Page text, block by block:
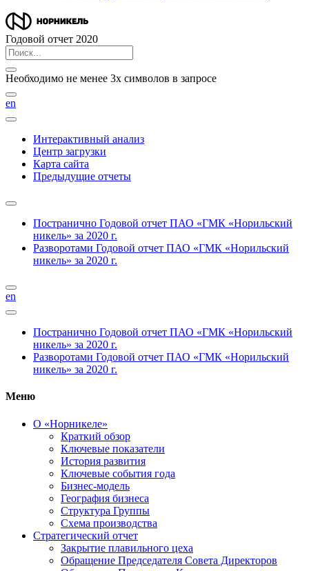
Годовой отчет 2020
Необходимо не менее 3х символов в запросе
en
Интерактивный анализ
Центр загрузки
Карта сайта
Предыдущие отчеты
Постранично Годовой отчет ПАО «ГМК «Норильский
никель» за 2020 г.
Разворотами Годовой отчет ПАО «ГМК «Норильский
никель» за 2020 г.
en
Постранично Годовой отчет ПАО «ГМК «Норильский
никель» за 2020 г.
Разворотами Годовой отчет ПАО «ГМК «Норильский
никель» за 2020 г.
Меню
О «Норникеле»
Краткий обзор
Ключевые показатели
История развития
Ключевые события года
Бизнес-модель
География бизнеса
Структура Группы
Схема производства
Стратегический отчет
Закрытие плавильного цеха
Обращение Председателя Совета Директоров